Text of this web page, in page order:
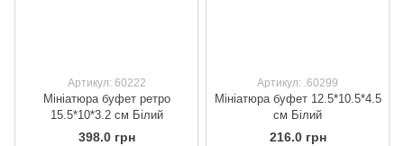
Артикул: 60222
Мініатюра буфет ретро
15.5*10*3.2 см Білий
398.0 грн
Артикул: .60299
Мініатюра буфет 12.5*10.5*4.5
см Білий
216.0 грн